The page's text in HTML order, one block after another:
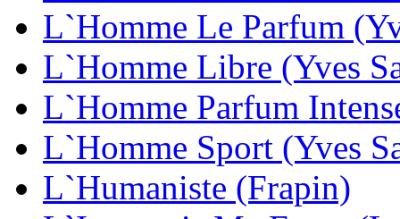
L`Homme Le Parfum
L`Homme Libre (Yves
L`Homme Parfum
L`Homme Sport (Yves
L`Humaniste (Frapin)